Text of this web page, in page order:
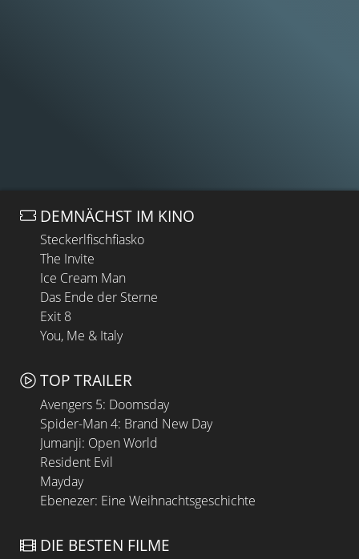
DEMNÄCHST IM KINO
Steckerlfischfiasko
The Invite
Ice Cream Man
Das Ende der Sterne
Exit 8
You, Me & Italy
TOP TRAILER
Avengers 5: Doomsday
Spider-Man 4: Brand New Day
Jumanji: Open World
Resident Evil
Mayday
Ebenezer: Eine Weihnachtsgeschichte
DIE BESTEN FILME